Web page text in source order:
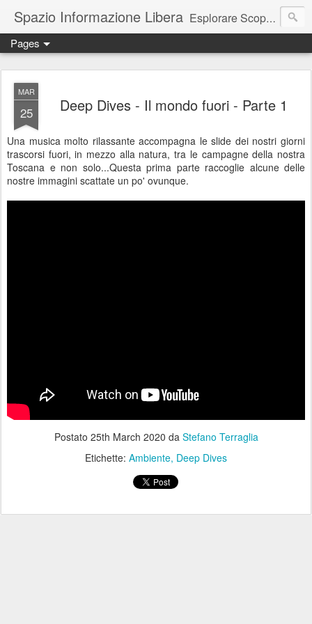
Spazio Informazione Libera Esplorare Scoprire Creare
Escursioni, viaggi, arte, tecnologia, attualità
Pages
MAR
25 Deep Dives - Il mondo fuori - Parte 1
Una musica molto rilassante accompagna le slide dei nostri giorni
trascorsi fuori, in mezzo alla natura, tra le campagne della nostra
Toscana e non solo...Questa prima parte raccoglie alcune delle
nostre immagini scattate un po' ovunque.
Postato 25th March 2020 da Stefano Terraglia
Etichette: Ambiente Deep Dives